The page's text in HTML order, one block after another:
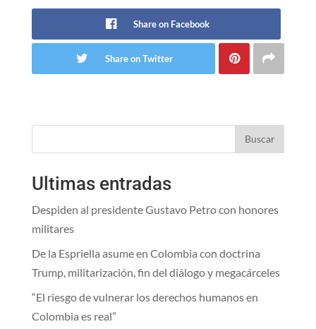
Share on Facebook
Share on Twitter
Buscar
Ultimas entradas
Despiden al presidente Gustavo Petro con honores
militares
De la Espriella asume en Colombia con doctrina
Trump, militarización, fin del diálogo y megacárceles
“El riesgo de vulnerar los derechos humanos en
Colombia es real”